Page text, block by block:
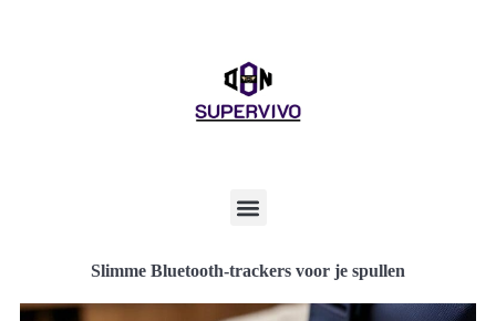
Slimme Bluetooth-trackers voor je spullen